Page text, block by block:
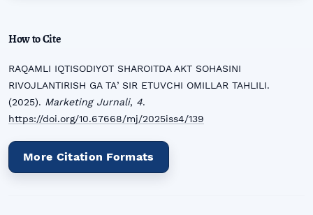
How to Cite
RAQAMLI IQTISODIYOT SHAROITDA AKT SOHASINI
RIVOJLANTIRISH GA TAʼSIR ETUVCHI OMILLAR TAHLILI.
(2025). Marketing Jurnali, 4.
https://doi.org/10.67668/mj/2025iss4/139
More Citation Formats